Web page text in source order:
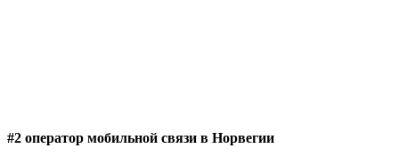
#2 оператор мобильной связи в Норвегии